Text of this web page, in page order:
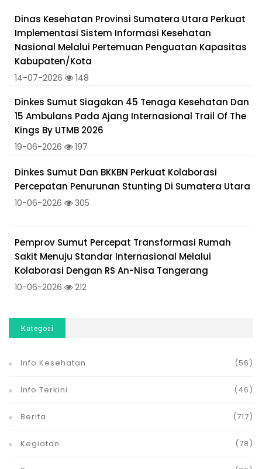
Dinas Kesehatan Provinsi Sumatera Utara Perkuat
Implementasi Sistem Informasi Kesehatan
Nasional Melalui Pertemuan Penguatan Kapasitas
Kabupaten/Kota
14-07-2026 148
Dinkes Sumut Siagakan 45 Tenaga Kesehatan Dan
15 Ambulans Pada Ajang Internasional Trail Of The
Kings By UTMB 2026
19-06-2026 197
Dinkes Sumut Dan BKKBN Perkuat Kolaborasi
Percepatan Penurunan Stunting Di Sumatera Utara
10-06-2026 305
Pemprov Sumut Percepat Transformasi Rumah
Sakit Menuju Standar Internasional Melalui
Kolaborasi Dengan RS An-Nisa Tangerang
10-06-2026 212
Kategori
Info Kesehatan (56)
Info Terkini (46)
Berita (717)
Kegiatan (78)